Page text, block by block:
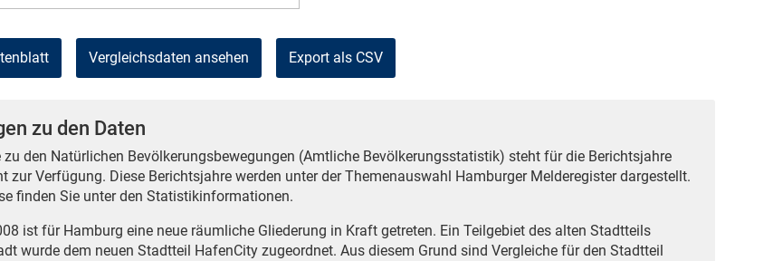
Vergleichsdaten ansehen Export als CSV
zu den Daten
zu den Natürlichen Bevölkerungsbewegungen (Amtliche Bevölkerungsstatistik) steht für die Berichtsjahre
zur Verfügung. Diese Berichtsjahre werden unter der Themenauswahl Hamburger Melderegister dargestellt.
finden Sie unter den Statistikinformationen.
ist für Hamburg eine neue räumliche Gliederung in Kraft getreten. Ein Teilgebiet des alten Stadtteils
wurde dem neuen Stadtteil HafenCity zugeordnet. Aus diesem Grund sind Vergleiche für den Stadtteil